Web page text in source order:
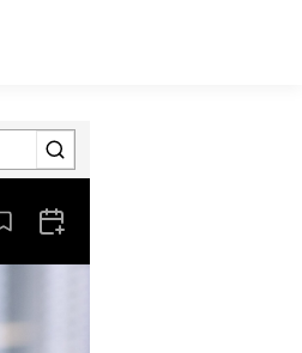
Aus den Lesezeichen entfernen
Zum Kalender hinzufügen